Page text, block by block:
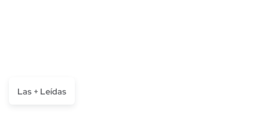
Las + Leídas